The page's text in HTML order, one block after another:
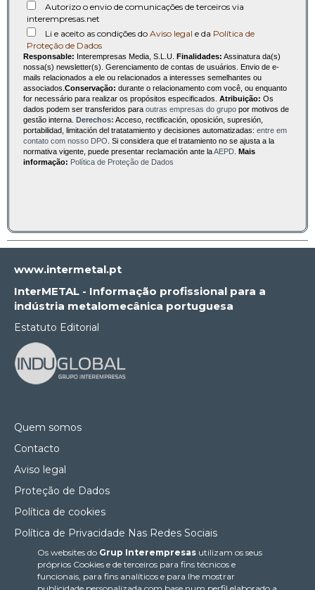
Os websites do Grup Interempresasutilizam os seus
próprios Cookies e de terceiros para fins técnicos e
funcionais, para fins analíticos e para lhe mostrar
Autorizo o envio de comunicações de terceiros via
interempresas.net
Li e aceito as condições do Aviso legal e da Política de
Proteção de Dados
Responsable: Interempresas Media, S.L.U. Finalidades: Assinatura da(s)
nossa(s) newsletter(s). Gerenciamento de contas de usuários. Envio de e-
mails relacionados a ele ou relacionados a interesses semelhantes ou
associados. Conservação: durante o relacionamento com você, ou enquanto
for necessário para realizar os propósitos especificados. Atribuição: Os
dados podem ser transferidos para outras empresas do grupo por motivos de
gestão interna. Derechos: Acceso, rectificación, oposición, supresión,
portabilidad, limitación del tratatamiento y decisiones automatizadas: entre em
contato com nosso DPO . Si considera que el tratamiento no se ajusta a la
normativa vigente, puede presentar reclamación ante laAEPD Mais
informação: Política de Proteção de Dados
www.intermetal.pt
InterMETAL - Informação profissional para a
indústria metalomecânica portuguesa
Estatuto Editorial
Quem somos
Contacto
Aviso legal
Proteção de Dados
Política de cookies
Política de Privacidade Nas Redes Sociais
Canal de denúncias
Colaborações editoriais